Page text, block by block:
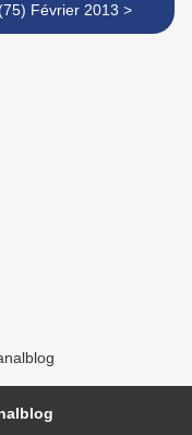
(75) Février 2013 >